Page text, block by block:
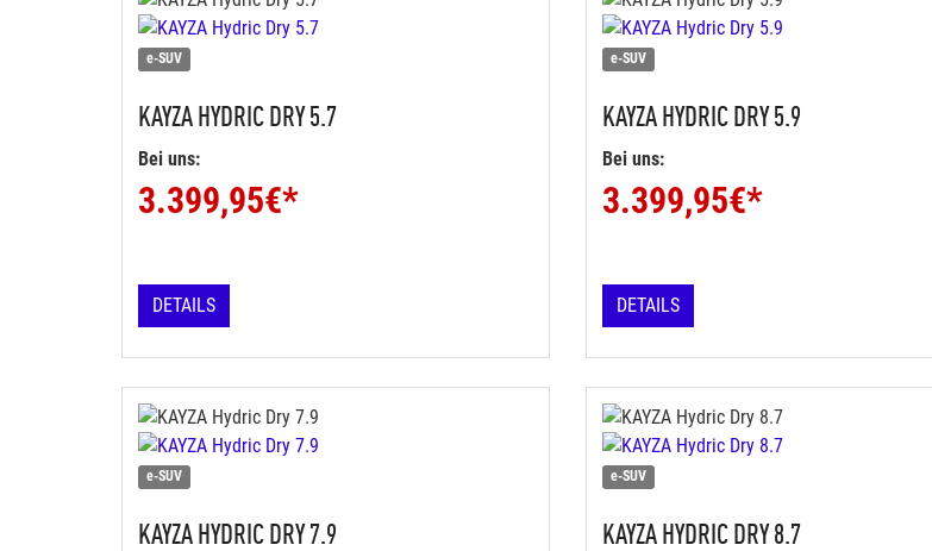
e-SUV
KAYZAHYDRIC DRY 5.7
Bei uns:
3.399,95€*
DETAILS
e-SUV
KAYZAHYDRIC DRY 5.9
Bei uns:
3.399,95€*
DETAILS
e-SUV
KAYZAHYDRIC DRY 7.9
e-SUV
KAYZAHYDRIC DRY 8.7